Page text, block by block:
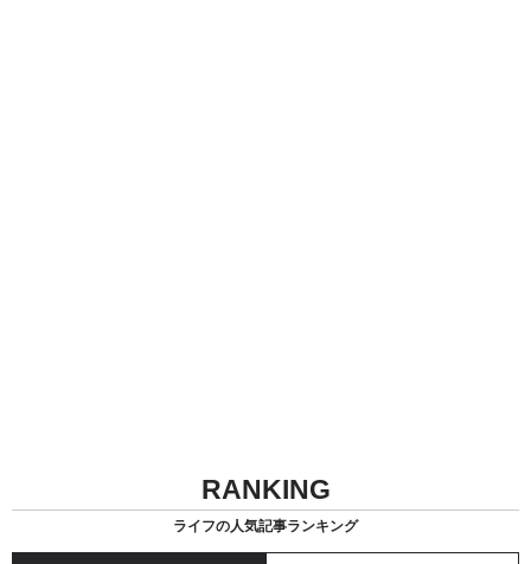
RANKING
ライフの人気記事ランキング